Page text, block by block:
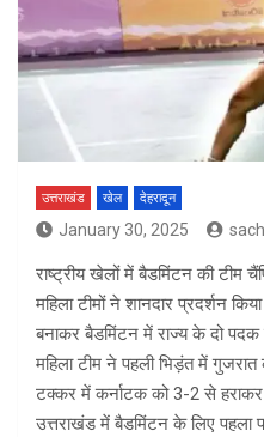
उत्तराखंड खेल देहरादून
January 30, 2025
राष्ट्रीय खेलों में बैडमिंटन की टीम
महिला टीमों ने शानदार प्रदर्शन
बनाकर बैडमिंटन में राज्य के दो
महिला टीम ने पहली भिड़ंत में गुजरात
टक्कर में कर्नाटक को 3-2 से
उत्तराखंड में बैडमिंटन के लिए पहला